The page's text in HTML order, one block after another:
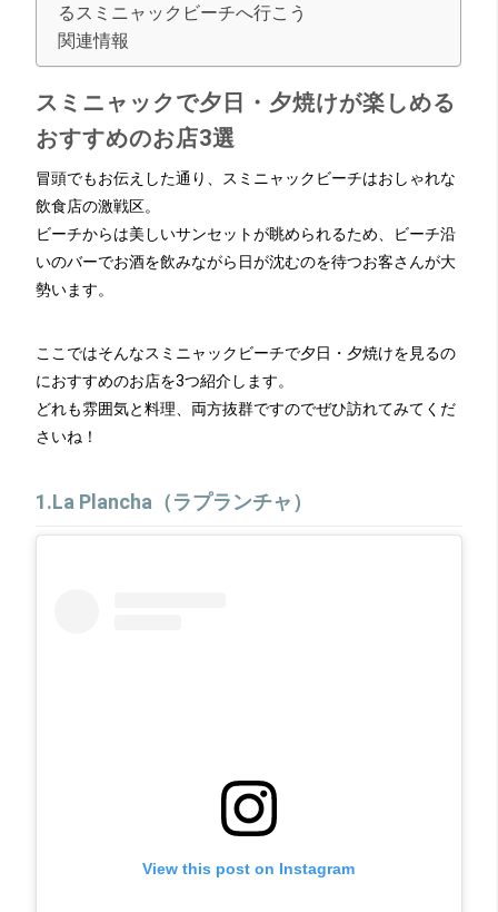
るスミニャックビーチへ行こう
関連情報
スミニャックで夕日・夕焼けが楽しめる
おすすめのお店3選
冒頭でもお伝えした通り、スミニャックビーチはおしゃれな
飲食店の激戦区。
ビーチからは美しいサンセットが眺められるため、ビーチ沿
いのバーでお酒を飲みながら日が沈むのを待つお客さんが大
勢います。
ここではそんなスミニャックビーチで夕日・夕焼けを見るの
におすすめのお店を3つ紹介します。
どれも雰囲気と料理、両方抜群ですのでぜひ訪れてみてくだ
さいね！
1.La Plancha（ラプランチャ）
View this post on Instagram